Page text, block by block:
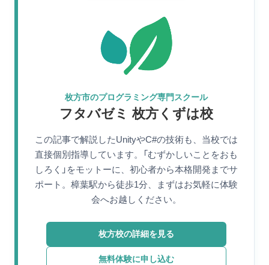
枚方市のプログラミング専門スクール
フタバゼミ 枚方くずは校
この記事で解説したUnityやC#の技術も、当校では
直接個別指導しています。「むずかしいことをおも
しろく」をモットーに、初心者から本格開発までサ
ポート。樟葉駅から徒歩1分、まずはお気軽に体験
会へお越しください。
枚方校の詳細を見る
無料体験に申し込む